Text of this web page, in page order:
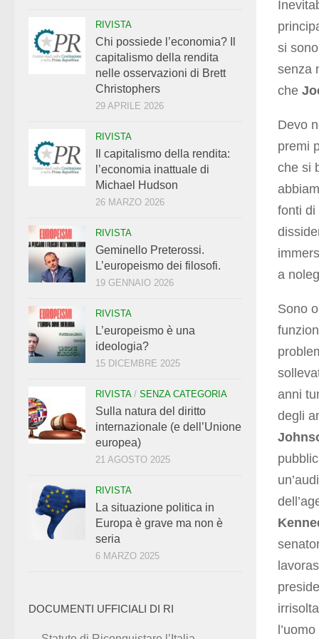
si
senza
che
Devo
premi
che si
fonti di
a
Sono
anni
degli
RIVISTA
Chi possiede l’economia? Il
capitalismo della rendita
nelle osservazioni di Brett
Christophers
29 APRILE 2026
RIVISTA
Il capitalismo della rendita:
l’economia inattuale di
Michael Hudson
26 MARZO 2026
RIVISTA
Geminello Preterossi.
L’europeismo dei filosofi.
19 GENNAIO 2026
RIVISTA
L’europeismo è una
ideologia?
15 DICEMBRE 2025
RIVISTA/ SENZA CATEGORIA
Sulla natura del diritto
internazionale (e dell’Unione
europea)
21 AGOSTO 2025
RIVISTA
La situazione politica in
Europa è grave ma non è
seria
6 MARZO 2025
DOCUMENTI UFFICIALI DI RI